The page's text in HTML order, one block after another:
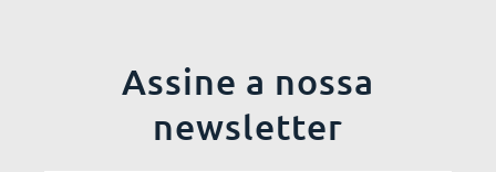
Assine a nossa
newsletter